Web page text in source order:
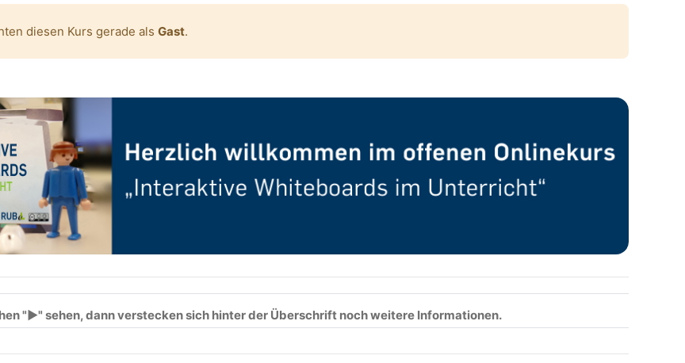
diesen Kurs gerade als Gast.
"►" sehen, dann verstecken sich hinter der Überschrift noch weitere Informationen.